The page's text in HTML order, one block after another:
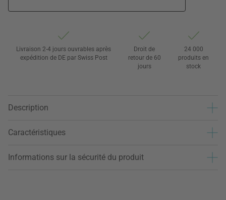
Livraison 2-4 jours ouvrables après
expédition de DE par Swiss Post
Droit de
retour de 60
jours
24 000
produits en
stock
Description
Caractéristiques
Informations sur la sécurité du produit